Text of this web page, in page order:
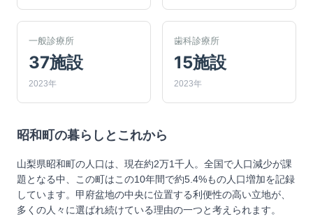
一般診療所
37施設
2023年
歯科診療所
15施設
2023年
昭和町 の暮らしとこれから
山梨県昭和町の人口は、現在約2万1千人。全国で人口減少が課
題となる中、この町はこの10年間で約5.4%もの人口増加を記録
しています。甲府盆地の中央に位置する利便性の高い立地が、
多くの人々に選ばれ続けている理由の一つと考えられます。